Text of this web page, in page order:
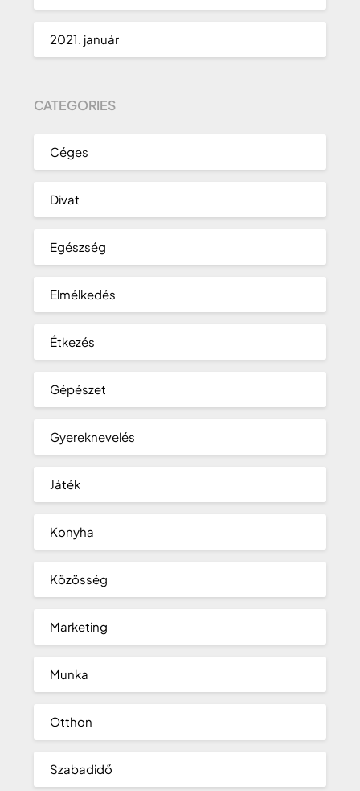
2021. január
CATEGORIES
Céges
Divat
Egészség
Elmélkedés
Étkezés
Gépészet
Gyereknevelés
Játék
Konyha
Közösség
Marketing
Munka
Otthon
Szabadidő